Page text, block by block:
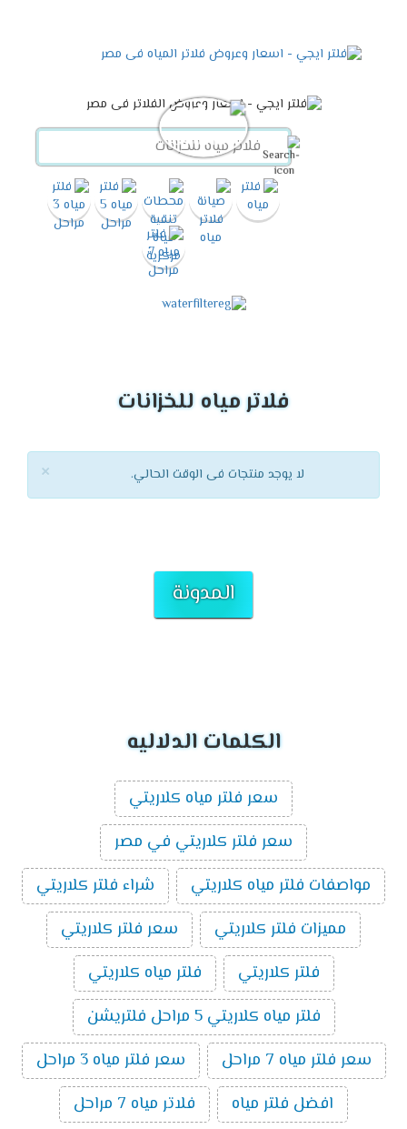
فلاتر مياه للخزانات
× لا يوجد منتجات فى الوقت الحالي.
المدونة
الكلمات الدلاليه
سعر فلتر مياه كلاريتي
سعر فلتر كلاريتي في مصر
مواصفات فلتر مياه كلاريتي
شراء فلتر كلاريتي
مميزات فلتر كلاريتي
سعر فلتر كلاريتي
فلتر كلاريتي
فلتر مياه كلاريتي
فلتر مياه كلاريتي 5 مراحل فلتريشن
سعر فلتر مياه 7 مراحل
سعر فلتر مياه 3 مراحل
افضل فلتر مياه
فلاتر مياه 7 مراحل